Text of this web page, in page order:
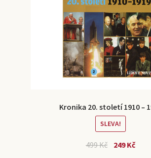
Kronika 20. století 1910 –
SLEVA!
499Kč 249Kč